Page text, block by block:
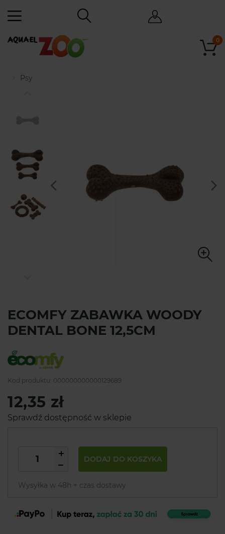
0
Psy
ECOMFY ZABAWKA WOODY
DENTAL BONE 12,5CM
Kod produktu: 000000000000129689
12,35 zł
Sprawdź dostępność w sklepie
DODAJ DO KOSZYKA
Wysyłka w 48h + czas dostawy